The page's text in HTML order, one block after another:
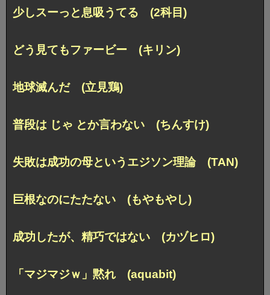
少しスーっと息吸うてる (2科目)
どう見てもファービー (キリン)
地球滅んだ (立見鶏)
普段は じゃ とか言わない (ちんすけ)
失敗は成功の母というエジソン理論 (TAN)
巨根なのにたたない (もやもやし)
成功したが、精巧ではない (カヅヒロ)
「マジマジｗ」黙れ (aquabit)